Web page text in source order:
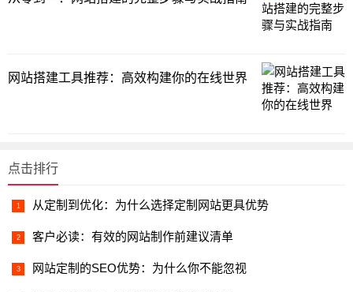
网站搭建工具推荐：高效构建你的在线世界
点击排行
从定制到优化：为什么选择定制网站更具优势
客户必读：有效的网站制作前建议清单
网站定制的SEO优势：为什么你不能忽视